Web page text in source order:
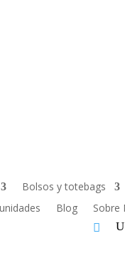
Bolsos y totebags
Blog Sobre